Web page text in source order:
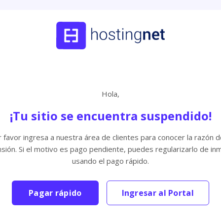
Hola,
¡Tu sitio se encuentra suspendido!
favor ingresa a nuestra área de clientes para conocer la razón
Si el motivo es pago pendiente, puedes regularizarlo de
usando el pago rápido.
Pagar rápido Ingresar al Portal